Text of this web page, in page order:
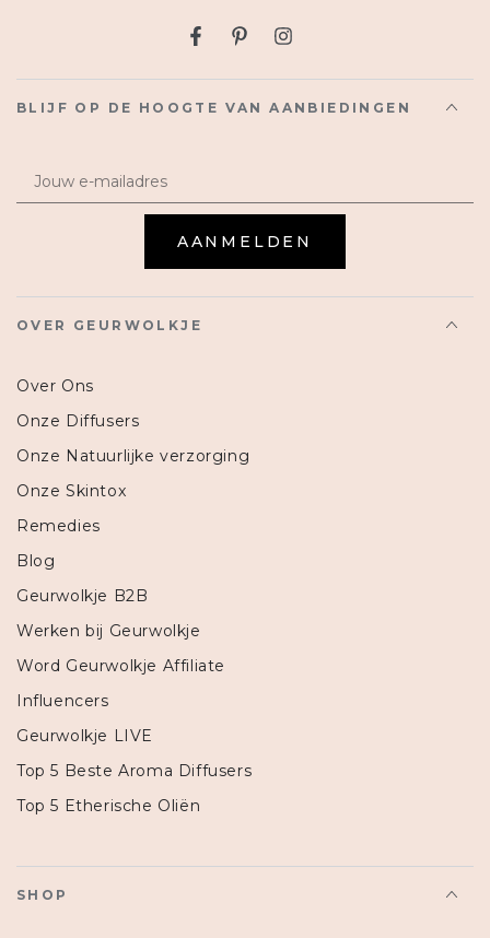
OVER GEURWOLKJE
Over Ons
Onze Diffusers
Onze Natuurlijke verzorging
Onze Skintox
Remedies
Blog
Geurwolkje B2B
Werken bij Geurwolkje
Word Geurwolkje Affiliate
Influencers
Geurwolkje LIVE
Top 5 Beste Aroma Diffusers
Top 5 Etherische Oliën
SHOP
Facebook
PinterestInstagram
BLIJF OP DE HOOGTE VAN AANBIEDINGEN
AANMELDEN